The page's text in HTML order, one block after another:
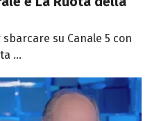
su Canale 5 con
...